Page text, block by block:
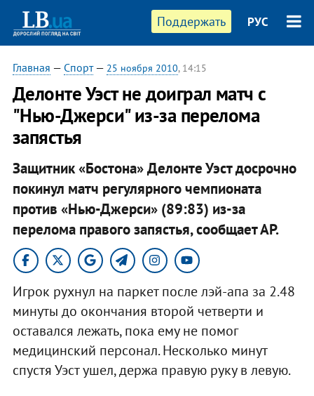
Поддержать РУС
Главная — Спорт— 25 ноября 2010, 14:15
Делонте Уэст не доиграл матч с
"Нью-Джерси" из-за перелома
запястья
Защитник «Бостона» Делонте Уэст досрочно
покинул матч регулярного чемпионата
против «Нью-Джерси» (89:83) из-за
перелома правого запястья, сообщает АР.​
Игрок рухнул на паркет после лэй-апа за 2.48
минуты до окончания второй четверти и
оставался лежать, пока ему не помог
медицинский персонал. Несколько минут
спустя Уэст ушел, держа правую руку в левую.